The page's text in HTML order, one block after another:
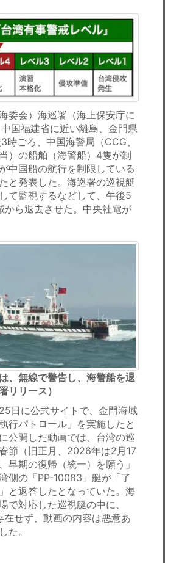
委会）海巡署（海上保安庁に
国福建省に近い離島、金門県
時ごろ、中国海警局（CCG、
）の船舶（海警船）4隻が制
中国船の航行を制限している
と発表した。海巡署の巡視艇
て監視するなどして、午後5
から退去させた。中央社電が
、無線で警告し、海警船を退
リリース）
日に公式サイトで、金門海域
行パトロール」を実施したと
公開した動画では、台湾の巡
節（旧正月、2026年は2月17
早期の復帰（統一）を願う」
側の「PP-10083」艇が「了
と返答したとなっていた。海
で対応した巡視艇の中に、
在せず、動画の内容は悪意あ
た。